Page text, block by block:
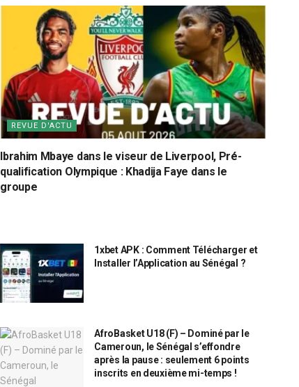
REVUE D'ACTU
Ibrahim Mbaye dans le viseur de Liverpool, Pré-
qualification Olympique : Khadija Faye dans le
groupe
1xbet APK : Comment Télécharger et
Installer l’Application au Sénégal ?
AfroBasket U18 (F) – Dominé par le
Cameroun, le Sénégal s’effondre
après la pause : seulement 6 points
inscrits en deuxième mi-temps !